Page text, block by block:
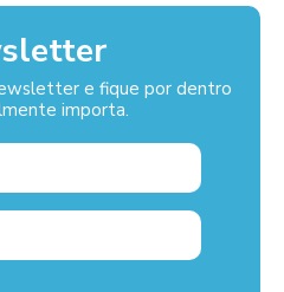
e fique por dentro
importa.